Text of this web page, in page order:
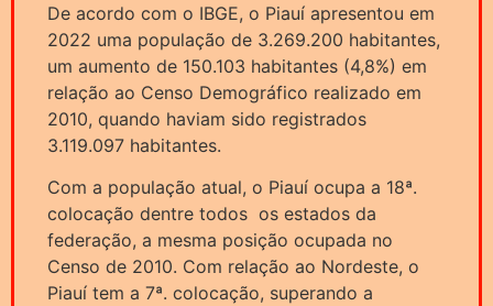
De acordo com o IBGE, o Piauí apresentou em
2022 uma população de 3.269.200 habitantes,
um aumento de 150.103 habitantes (4,8%) em
relação ao Censo Demográfico realizado em
2010, quando haviam sido registrados
3.119.097 habitantes.
Com a população atual, o Piauí ocupa a 18ª.
colocação dentre todos os estados da
federação, a mesma posição ocupada no
Censo de 2010. Com relação ao Nordeste, o
Piauí tem a 7ª. colocação, superando a